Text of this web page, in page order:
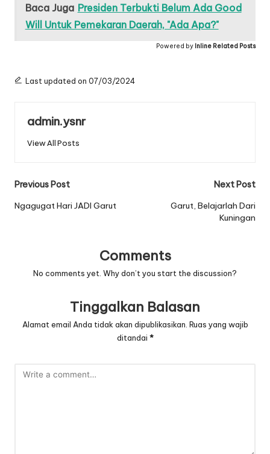
Baca Juga Presiden Terbukti Belum Ada Good
Will Untuk Pemekaran Daerah, "Ada Apa?"
Powered by Inline Related Posts
Last updated on 07/03/2024
admin.ysnr
View All Posts
Post
navigation
Previous Post
Ngagugat Hari JADI Garut
Next Post
Garut, Belajarlah Dari
Kuningan
Comments
No comments yet. Why don’t you start the discussion?
Tinggalkan Balasan
Alamat email Anda tidak akan dipublikasikan. Ruas yang wajib
ditandai *